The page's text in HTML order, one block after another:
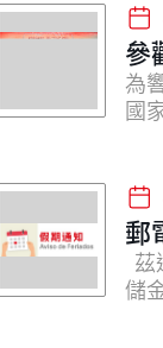
參
為
國
務
郵
茲